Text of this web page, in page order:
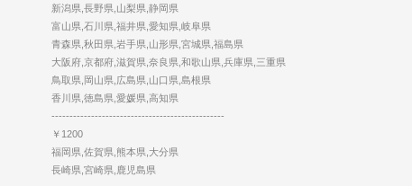
新潟県,長野県,山梨県,静岡県
富山県,石川県,福井県,愛知県,岐阜県
青森県,秋田県,岩手県,山形県,宮城県,福島県
大阪府,京都府,滋賀県,奈良県,和歌山県,兵庫県,三重県
鳥取県,岡山県,広島県,山口県,島根県
香川県,徳島県,愛媛県,高知県
------------------------------------------------
￥1200
福岡県,佐賀県,熊本県,大分県
長崎県,宮崎県,鹿児島県